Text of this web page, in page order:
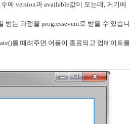
에 version과 available값이 오는데, 거기에
는 과정을 progressevent로 받을 수 있습니
를 때려주면 어플이 종료되고 업데이트를